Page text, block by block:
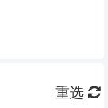
重选